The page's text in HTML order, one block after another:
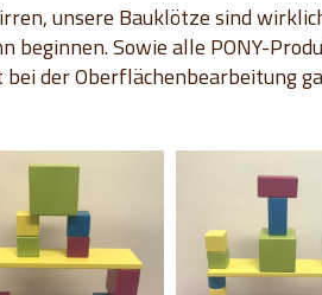
unsere Bauklötze sind
beginnen. Sowie alle PONY-
der Oberflächenbearbeitung